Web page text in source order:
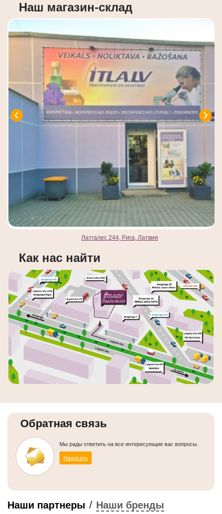
Наш магазин-склад
Латгалес 244, Рига, Латвия
Как нас найти
Наши партнеры / Наши бренды
Обратная связь
Мы рады ответить на все интересующие вас вопросы.
Написать